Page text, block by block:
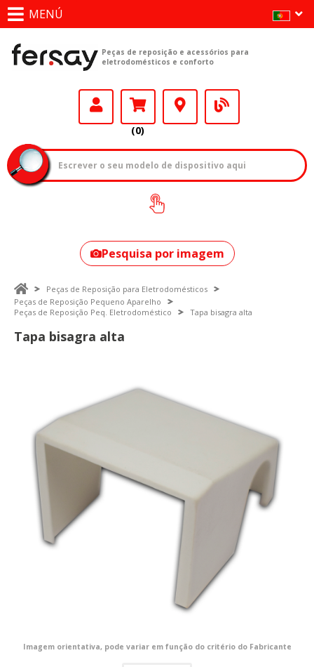
MENÚ
Peças de reposição e acessórios para
eletrodomésticos e conforto
(0)
Como encontrar
o seu modelo?
Pesquisa por imagem
Peças de Reposição para Eletrodomésticos
Peças de Reposição Pequeno Aparelho
Peças de Reposição Peq. Eletrodoméstico
Tapa bisagra alta
Tapa bisagra alta
Imagem orientativa, pode variar em função do critério do Fabricante